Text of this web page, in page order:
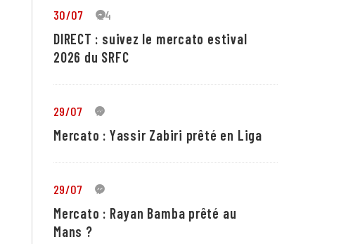
30/07 24
DIRECT : suivez le mercato estival
2026 du SRFC
29/07 5
Mercato : Yassir Zabiri prêté en Liga
29/07 1
Mercato : Rayan Bamba prêté au
Mans ?